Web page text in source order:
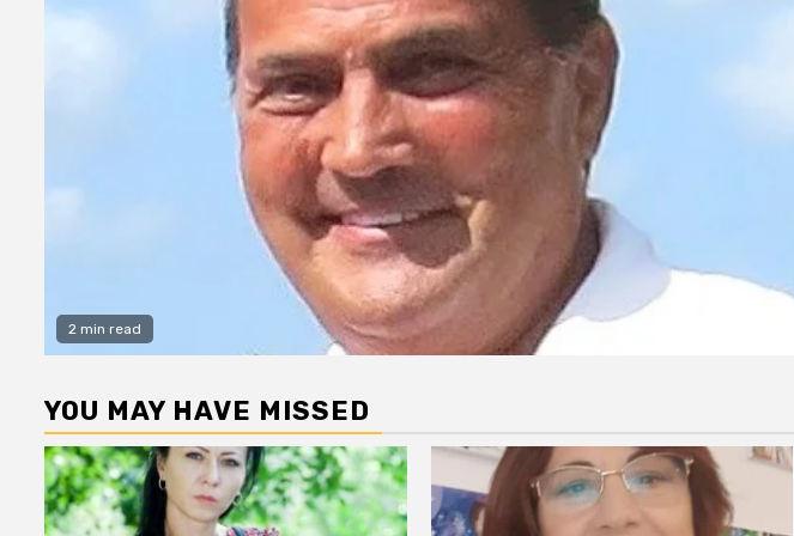
2 min read
YOU MAY HAVE MISSED